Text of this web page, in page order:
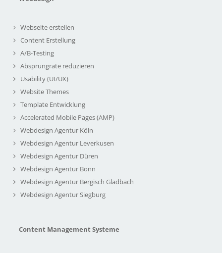
Webseite erstellen
Content Erstellung
A/B-Testing
Absprungrate reduzieren
Usability (UI/UX)
Website Themes
Template Entwicklung
Accelerated Mobile Pages (AMP)
Webdesign Agentur Köln
Webdesign Agentur Leverkusen
Webdesign Agentur Düren
Webdesign Agentur Bonn
Webdesign Agentur Bergisch Gladbach
Webdesign Agentur Siegburg
Content Management Systeme